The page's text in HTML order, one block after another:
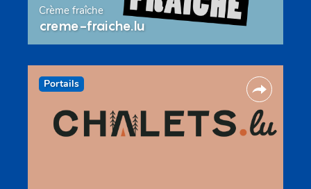
Crème fraîche
creme-fraiche.lu
Portails